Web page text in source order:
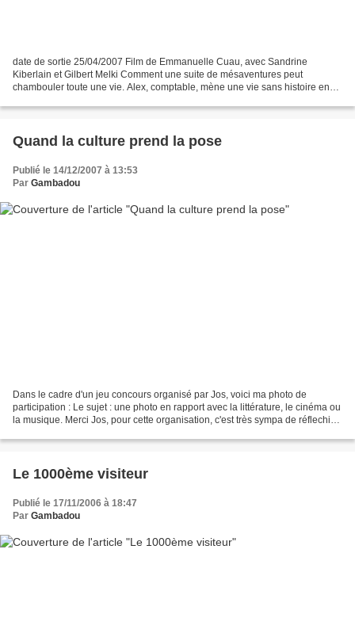
date de sortie 25/04/2007 Film de Emmanuelle Cuau, avec Sandrine
Kiberlain et Gilbert Melki Comment une suite de mésaventures peut
chambouler toute une vie. Alex, comptable, mène une vie sans histoire en
Quand la culture prend la pose
Publié le 14/12/2007 à 13:53
Par Gambadou
Dans le cadre d'un jeu concours organisé par Jos, voici ma photo de
participation : Le sujet : une photo en rapport avec la littérature, le cinéma ou
la musique. Merci Jos, pour cette organisation, c'est très sympa de réflechir à
Le 1000ème visiteur
Publié le 17/11/2006 à 18:47
Par Gambadou